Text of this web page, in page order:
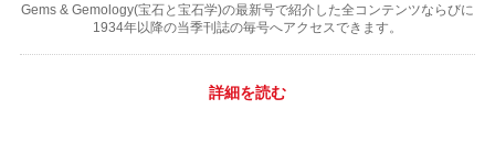
Gems & Gemology(宝石と宝石学)の最新号で紹介した全コンテンツならびに
1934年以降の当季刊誌の毎号へアクセスできます。
詳細を読む